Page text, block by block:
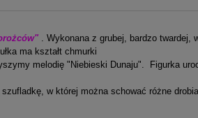
. Wykonana z grubej, bardzo twardej,
ma kształt chmurki
melodię "Niebieski Dunaju". Figurka
w której można schować różne